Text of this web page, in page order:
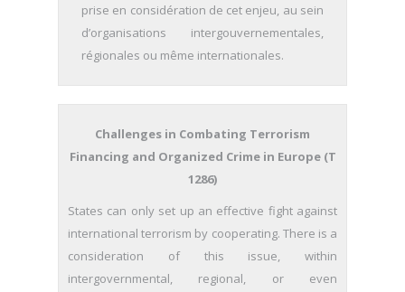
prise en considération de cet enjeu, au sein
d’organisations intergouvernementales,
régionales ou même internationales.
Challenges in Combating Terrorism
Financing and Organized Crime in Europe (T
1286)
States can only set up an effective fight against
international terrorism by cooperating. There is a
consideration of this issue, within
intergovernmental, regional, or even